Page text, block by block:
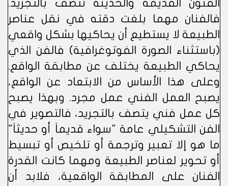
الفنون القديمة والحديثة تتصف بالتجريد.
فالفنان مهما بلغت دقته في نقل عناصر
الطبيعة لا يستطيع أن يحاكيها بشكل واقعي
(باستثناء الصورة الفوتوغرافية) فالفن الذي
يحاكي الطبيعة يختلف عن مطابقة الواقع.
وعلى هذا الأساس من الابتعاد عن الواقع،
يصبح العمل الفني عمل مجرد. وبهذا يصبح
كل عمل فني يتصف بالتجريد، فالتصوير في
الفن التشكيلي عامة "سواء قديماَ أو حديثاَ"
ما هو إلا تعبير وترجمة أو تلخيص أو تبسيط
أو تحوير لعناصر الطبيعة ومهما كانت القدرة
الفنان على المطابقة الواقعية، فلابد أن